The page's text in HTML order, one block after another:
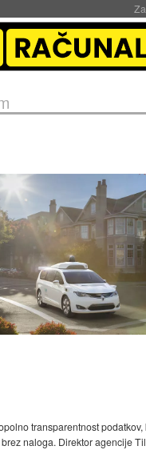
transparentnost
naloga. Direktor agencije